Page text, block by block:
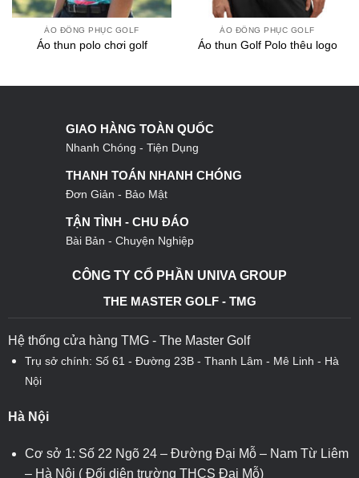
ÁO ĐỒNG PHỤC GOLF
Áo thun polo chơi golf
ÁO ĐỒNG PHỤC GOLF
Áo thun Golf Polo thêu logo
GIAO HÀNG TOÀN QUỐC
Nhanh Chóng - Tiện Dụng
THANH TOÁN NHANH CHÓNG
Đơn Giản - Bảo Mật
TẬN TÌNH - CHU ĐÁO
Bài Bản - Chuyện Nghiệp
CÔNG TY CỔ PHẦN UNIVA GROUP
THE MASTER GOLF - TMG
Hệ thống cửa hàng TMG - The Master Golf
Trụ sở chính: Số 61 - Đường 23B - Thanh Lâm - Mê Linh - Hà
Nội
Hà Nội
Cơ sở 1: Số 22 Ngõ 24 – Đường Đại Mỗ – Nam Từ Liêm
– Hà Nội ( Đối diện trường THCS Đại Mỗ)